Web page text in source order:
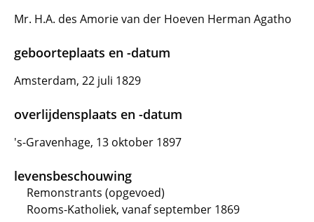
Mr. H.A. des Amorie van der Hoeven Herman Agatho
geboorteplaats en -datum
Amsterdam, 22 juli 1829
overlijdensplaats en -datum
's-Gravenhage, 13 oktober 1897
levensbeschouwing
Remonstrants (opgevoed)
Rooms-Katholiek, vanaf september 1869